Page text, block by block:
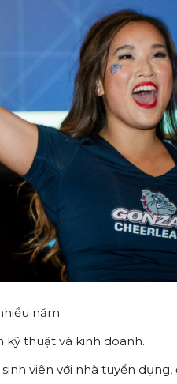
năm.
kỹ thuật và kinh doanh.
viên với nhà tuyển